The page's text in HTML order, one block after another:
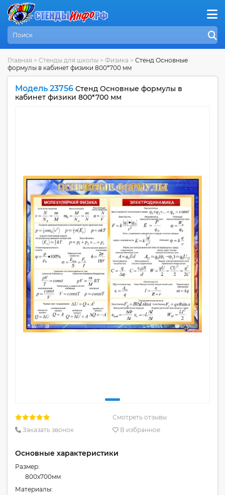
Главная > Стенды для школы > Физика > Стенд Основные
формулы в кабинет физики 800*700 мм
Модель 23756 Стенд Основные формулы в
кабинет физики 800*700 мм
Смотреть отзывы
Заказать звонок
В избранное
Основные характеристики
Размер:
800x700мм
Материалы: